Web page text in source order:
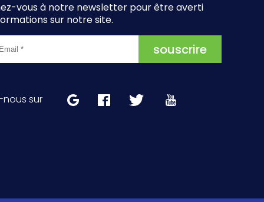
vous à notre newsletter pour être averti
sur notre site.
nous sur